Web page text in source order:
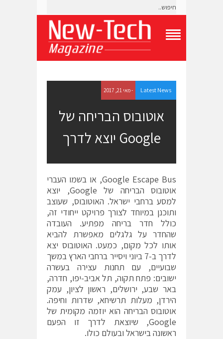
g
l
e
N
n
M
e
n
u
Latest News - מאי 21, 2017
אוטובוס הבריחה של
Google יוצא לדרך
Google Escape Bus, או בשמו העברי
אוטובוס הבריחה של Google, יוצא
למסע ברחבי ישראל. האוטובוס, שעוצב
ותוכנן במיוחד לצורך פרויקט ייחודי זה,
כולל חדר בריחה מפתיע. העובדה
שהחדר על גלגלים מאפשרת להביא
אותו לכל מקום, כמעט. האוטובוס יצא
לדרך ב-7 ביוני ויסייר ברחבי הארץ במשך
שבועיים, עם תחנות עצירה בעשרה
ישובים: פתח תקוה, תל אביב-יפו, חדרה,
באר שבע, ירושלים, ראשון לציון, עמק
הירדן, מעלות תרשיחא, שדרות וחיפה.
אוטובוס הבריחה הוא יוזמה מקומית של
Google, שיוצאת לדרך זו הפעם
ראשונה בישראל ובעולם כולו.